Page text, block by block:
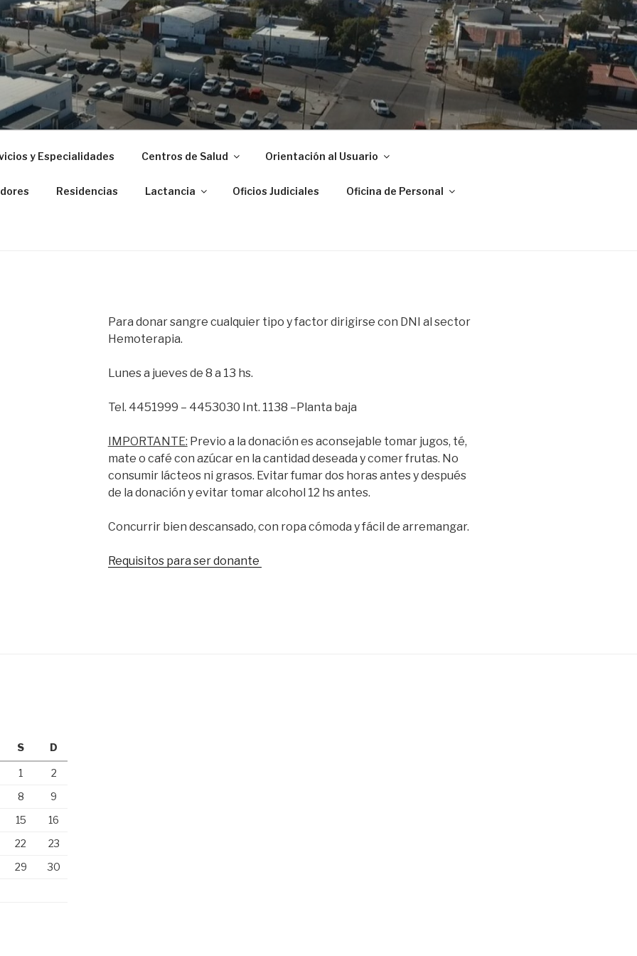
DE PUERTO MADRYN
y Especialidades Centros de Salud Orientación al Usuario
Residencias Lactancia Oficios Judiciales Oficina de Personal
Para donar sangre cualquier tipo y factor dirigirse con DNI al sector
Hemoterapia.
Lunes a jueves de 8 a 13 hs.
Tel. 4451999 – 4453030 Int. 1138 –Planta baja
IMPORTANTE: Previo a la donación es aconsejable tomar jugos, té,
mate o café con azúcar en la cantidad deseada y comer frutas. No
consumir lácteos ni grasos. Evitar fumar dos horas antes y después
de la donación y evitar tomar alcohol 12 hs antes.
Concurrir bien descansado, con ropa cómoda y fácil de arremangar.
Requisitos para ser donante
S D
1
2
8
9
15
16
22
23
29
30